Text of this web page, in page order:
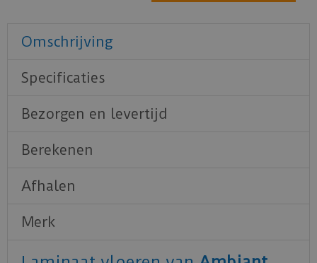
Omschrijving
Specificaties
Bezorgen en levertijd
Berekenen
Afhalen
Merk